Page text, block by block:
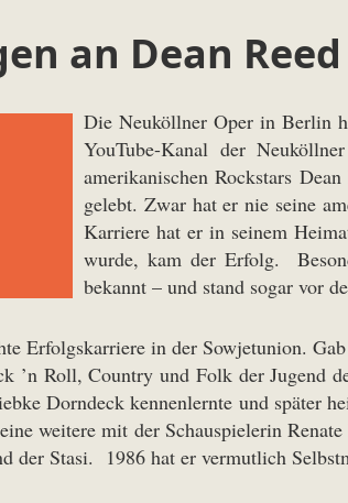
an Dean Reed
Die Neuköllner Oper in Berlin
YouTube-Kanal der
amerikanischen Rockstars
gelebt. Zwar hat er nie seine
Karriere hat er in seinem
wurde, kam der Erfolg.
bekannt – und stand sogar vor
Erfolgskarriere in der Sowjetunion.
’n Roll, Country und Folk der Jugend
Dorndeck kennenlernte und später
weitere mit der Schauspielerin
der Stasi. 1986 hat er vermutlich